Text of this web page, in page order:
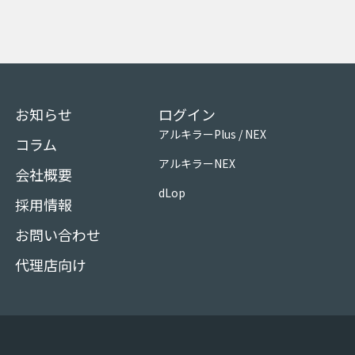
お知らせ
コラム
会社概要
採用情報
お問い合わせ
代理店向け
ログイン
アルキラーPlus / NEX
アルキラーNEX
dLop